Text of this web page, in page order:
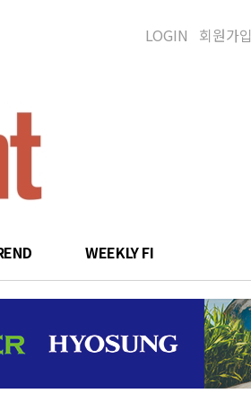
WEEKLY FI
LOGIN 회원가입